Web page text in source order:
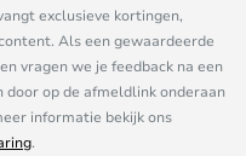
exclusieve kortingen,
Als een gewaardeerde
vragen we je feedback na een
door op de afmeldlink onderaan
informatie bekijk ons
.